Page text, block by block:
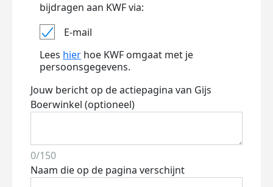
bijdragen aan KWF via:
E-mail
Lees hier hoe KWF omgaat met je
persoonsgegevens.
Jouw bericht op de actiepagina van Gijs
Boerwinkel (optioneel)
0/150
Naam die op de pagina verschijnt